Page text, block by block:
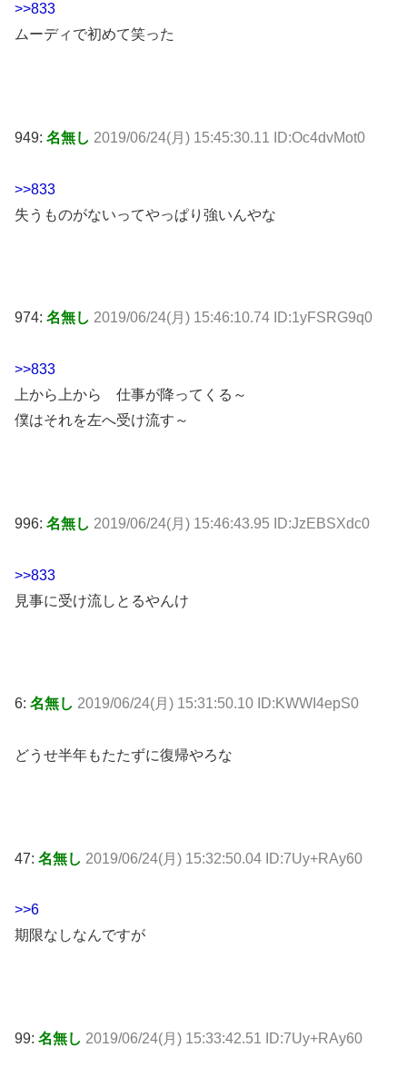
>>833
ムーディで初めて笑った
949: 名無し 2019/06/24(月) 15:45:30.11 ID:Oc4dvMot0
>>833
失うものがないってやっぱり強いんやな
974: 名無し 2019/06/24(月) 15:46:10.74 ID:1yFSRG9q0
>>833
上から上から 仕事が降ってくる～
僕はそれを左へ受け流す～
996: 名無し 2019/06/24(月) 15:46:43.95 ID:JzEBSXdc0
>>833
見事に受け流しとるやんけ
6: 名無し 2019/06/24(月) 15:31:50.10 ID:KWWI4epS0
どうせ半年もたたずに復帰やろな
47: 名無し 2019/06/24(月) 15:32:50.04 ID:7Uy+RAy60
>>6
期限なしなんですが
99: 名無し 2019/06/24(月) 15:33:42.51 ID:7Uy+RAy60